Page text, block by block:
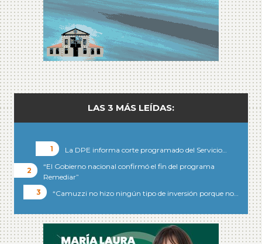
LAS 3 MÁS LEÍDAS:
La DPE informa corte programado del Servicio…
“El Gobierno nacional confirmó el fin del programa
Remediar”
“Camuzzi no hizo ningún tipo de inversión porque no…